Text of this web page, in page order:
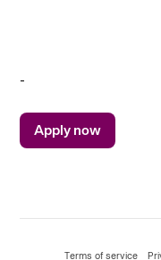
-
Apply now
Terms of service